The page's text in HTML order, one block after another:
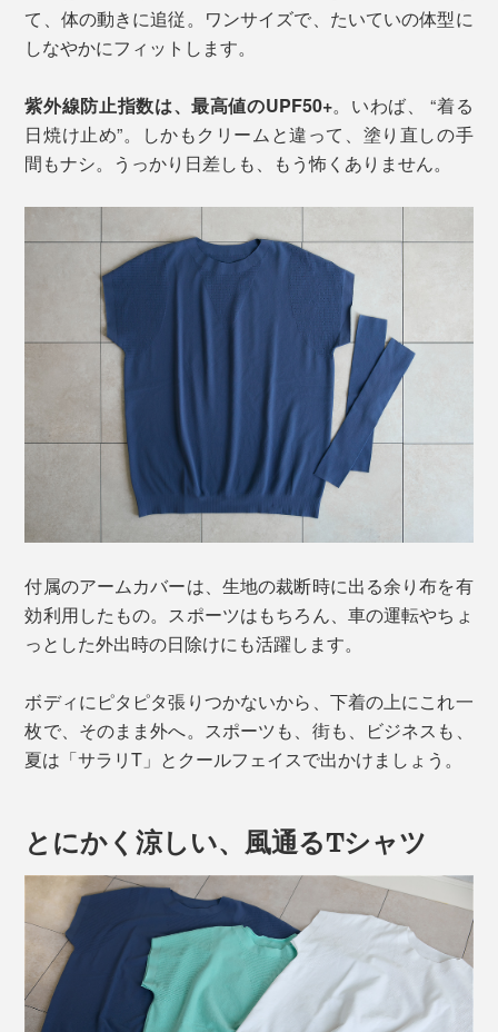
て、体の動きに追従。ワンサイズで、たいていの体型に
しなやかにフィットします。
紫外線防止指数は、最高値のUPF50+。いわば、 “着る
日焼け止め”。しかもクリームと違って、塗り直しの手
間もナシ。うっかり日差しも、もう怖くありません。
付属のアームカバーは、生地の裁断時に出る余り布を有
効利用したもの。スポーツはもちろん、車の運転やちょ
っとした外出時の日除けにも活躍します。
ボディにピタピタ張りつかないから、下着の上にこれ一
枚で、そのまま外へ。スポーツも、街も、ビジネスも、
夏は「サラリT」とクールフェイスで出かけましょう。
とにかく涼しい、風通るTシャツ